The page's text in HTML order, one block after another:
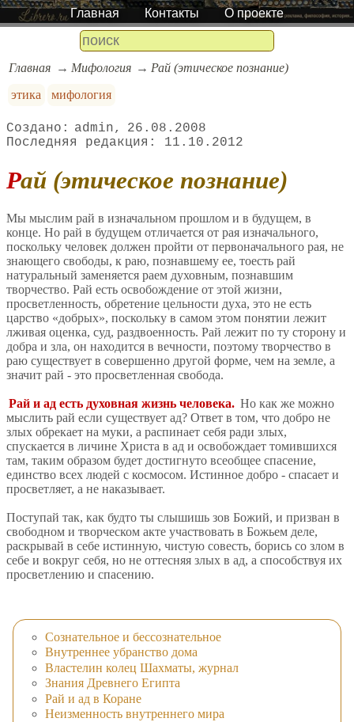
Главная Контакты О проекте
Главная Мифология
Рай (этическое познание)
этика
мифология
admin
26.08.2008
11.10.2012
Рай (этическое познание)
Мы мыслим рай в изначальном прошлом и в будущем, в
конце. Но рай в будущем отличается от рая изначального,
поскольку человек должен пройти от первоначального рая, не
знающего свободы, к раю, познавшему ее, тоесть рай
натуральный заменяется раем духовным, познавшим
творчество. Рай есть освобождение от этой жизни,
просветленность, обретение цельности духа, это не есть
царство «добрых», поскольку в самом этом понятии лежит
лживая оценка, суд, раздвоенность. Рай лежит по ту сторону и
добра и зла, он находится в вечности, поэтому творчество в
раю существует в совершенно другой форме, чем на земле, а
значит рай - это просветленная свобода.
Рай и ад есть духовная жизнь человека. Но как же можно
мыслить рай если существует ад? Ответ в том, что добро не
злых обрекает на муки, а распинает себя ради злых,
спускается в личине Христа в ад и освобождает томившихся
там, таким образом будет достигнуто всеобщее спасение,
единство всех людей с космосом. Истинное добро - спасает и
просветляет, а не наказывает.
Поступай так, как будто ты слышишь зов Божий, и призван в
свободном и творческом акте участвовать в Божьем деле,
раскрывай в себе истинную, чистую совесть, борись со злом в
себе и вокруг себя, но не оттесняя злых в ад, а способствуя их
просветлению и спасению.
Сознательное и бессознательное
Внутреннее убранство дома
Властелин колец Шахматы, журнал
Знания Древнего Египта
Рай и ад в Коране
Неизменность внутреннего мира